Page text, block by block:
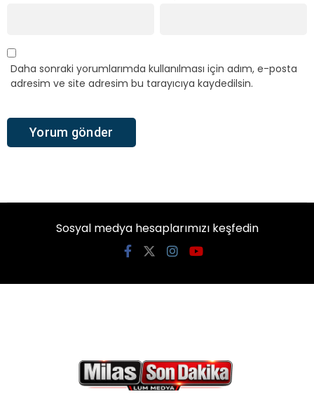
Daha sonraki yorumlarımda kullanılması için adım, e-posta
adresim ve site adresim bu tarayıcıya kaydedilsin.
Sosyal medya hesaplarımızı keşfedin